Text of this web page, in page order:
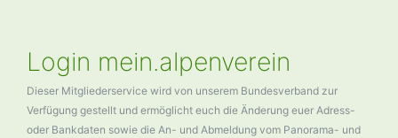
Login mein.alpenverein
Dieser Mitgliederservice wird von unserem Bundesverband zur
Verfügung gestellt und ermöglicht euch die Änderung euer Adress-
oder Bankdaten sowie die An- und Abmeldung vom Panorama- und